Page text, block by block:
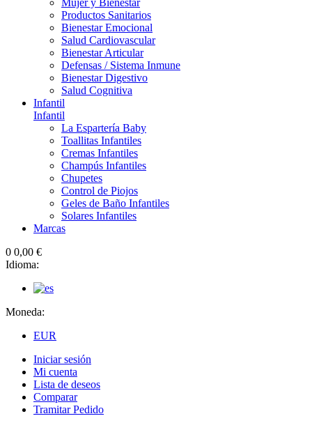
Productos Sanitarios
Bienestar Emocional
Salud Cardiovascular
Bienestar Articular
Defensas / Sistema Inmune
Bienestar Digestivo
Salud Cognitiva
Infantil
Infantil
La Espartería Baby
Toallitas Infantiles
Cremas Infantiles
Champús Infantiles
Chupetes
Control de Piojos
Geles de Baño Infantiles
Solares Infantiles
Marcas
0 0,00 €
Idioma:
Moneda:
EUR
Iniciar sesión
Mi cuenta
Lista de deseos
Comparar
Tramitar Pedido